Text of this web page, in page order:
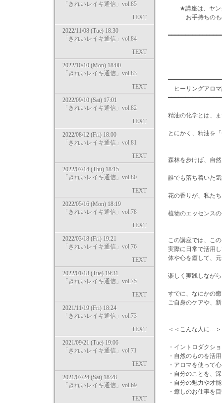
「きれいレイキ通信」vol.85
TEXT
2022/11/08 (Tue) 18:30
「きれいレイキ通信」vol.84
TEXT
2022/10/10 (Mon) 18:00
「きれいレイキ通信」vol.83
TEXT
2022/09/10 (Sat) 17:01
「きれいレイキ通信」vol.82
TEXT
2022/08/12 (Fri) 18:00
「きれいレイキ通信」vol.81
TEXT
2022/07/14 (Thu) 18:15
「きれいレイキ通信」vol.80
TEXT
2022/05/16 (Mon) 18:19
「きれいレイキ通信」vol.78
TEXT
2022/03/18 (Fri) 19:21
「きれいレイキ通信」vol.76
TEXT
2022/01/18 (Tue) 19:31
「きれいレイキ通信」vol.75
TEXT
2021/11/19 (Fri) 18:24
「きれいレイキ通信」vol.73
TEXT
2021/09/21 (Tue) 19:06
「きれいレイキ通信」vol.71
TEXT
2021/07/24 (Sat) 18:28
「きれいレイキ通信」vol.69
TEXT
★講座は、ヤング
お手持ちのもの
ヒーリング
精油の化学とは、
とにかく、精油を
森林を歩けば、自
誰でも落ち着いた
花の香りが、私た
植物のエッセンス
この講座では、こ
実際に日常で活用
体や心を癒して、
楽しく実践しなが
すでに、なにかの
ご自身のケアや、
＜＜こんな人に…
・イントロダクシ
・自然のものを活
・アロマを使って
・自分のことを、
・自分の魅力や才
・癒しのお仕事を